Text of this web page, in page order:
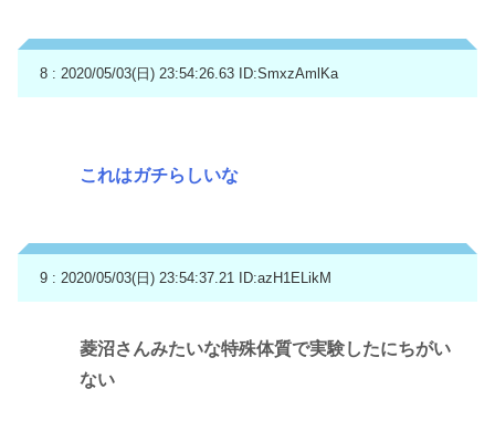
8 : 2020/05/03(日) 23:54:26.63 ID:SmxzAmlKa
これはガチらしいな
9 : 2020/05/03(日) 23:54:37.21 ID:azH1ELikM
菱沼さんみたいな特殊体質で実験したにちがい
ない